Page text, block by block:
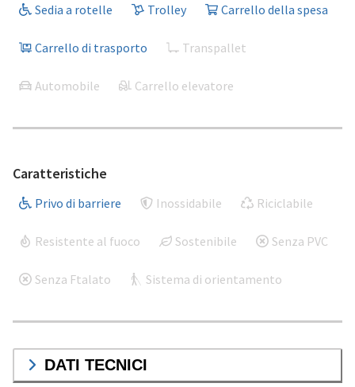
Sedia a rotelle Trolley Carrello della spesa
Carrello di trasporto Transpallet
Automobile Carrello elevatore
Caratteristiche
Privo di barriere Inossidabile Riciclabile
Resistente al fuoco Sostenibile Senza PVC
Senza Ftalato Sistema di orientamento
DATI TECNICI